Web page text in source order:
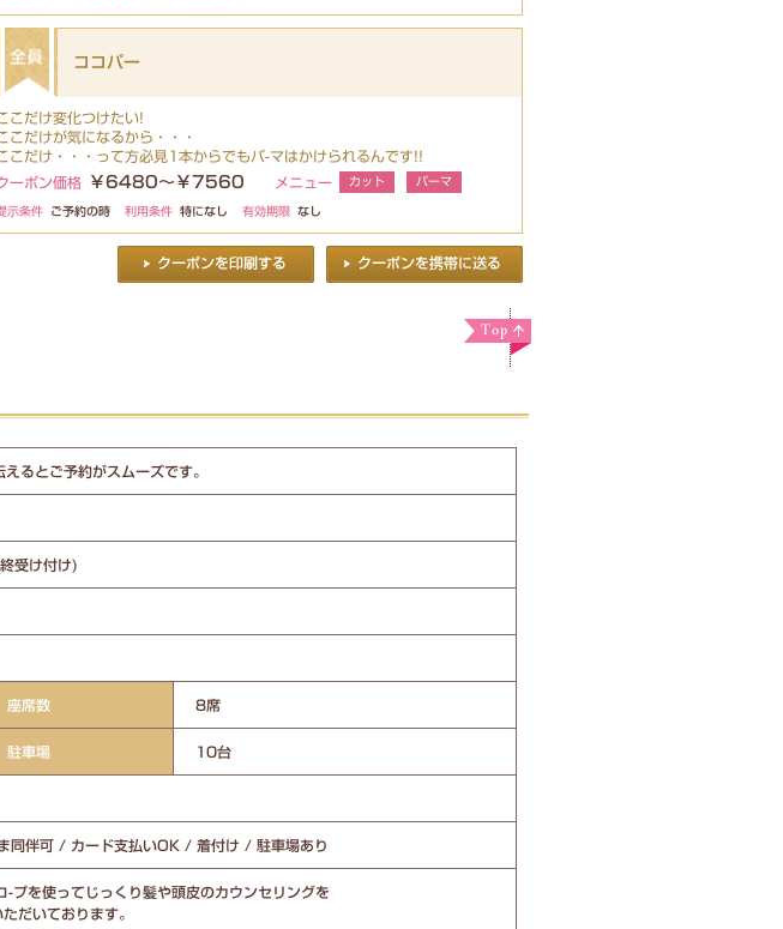
ココパー
こだけ変化つけたい!
こだけが気になるから・・・
こだけ・・・って方必見1本からでもパ-マはかけられるんです!!
ーポン価格
￥6480～￥7560 メニュー カット パーマ
示条件 ご予約の時 利用条件 特になし 有効期限 なし
ご予約がスムーズです。
受け付け)
座席数 8席
駐車場 10台
同伴可 / カード支払いOK / 着付け / 駐車場あり
を使ってじっくり髪や頭皮のカウンセリングを
だいております。